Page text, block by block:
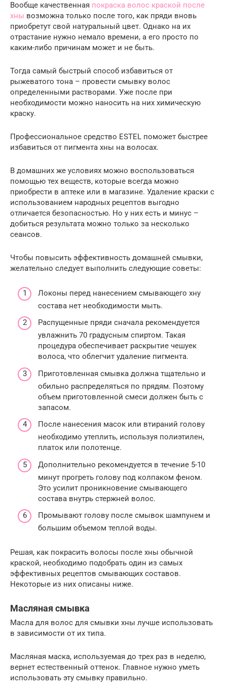
Вообще качественная покраска волос краской после
хны возможна только после того, как пряди вновь
приобретут свой натуральный цвет. Однако на их
отрастание нужно немало времени, а его просто по
каким-либо причинам может и не быть.
Тогда самый быстрый способ избавиться от
рыжеватого тона – провести смывку волос
определенными растворами. Уже после при
необходимости можно наносить на них химическую
краску.
Профессиональное средство ESTEL поможет быстрее
избавиться от пигмента хны на волосах.
В домашних же условиях можно воспользоваться
помощью тех веществ, которые всегда можно
приобрести в аптеке или в магазине. Удаление краски с
использованием народных рецептов выгодно
отличается безопасностью. Но у них есть и минус –
добиться результата можно только за несколько
сеансов.
Чтобы повысить эффективность домашней смывки,
желательно следует выполнить следующие советы:
Локоны перед нанесением смывающего хну
состава нет необходимости мыть.
Распущенные пряди сначала рекомендуется
увлажнить 70 градусным спиртом. Такая
процедура обеспечивает раскрытие чешуек
волоса, что облегчит удаление пигмента.
Приготовленная смывка должна тщательно и
обильно распределяться по прядям. Поэтому
объем приготовленной смеси должен быть с
запасом.
После нанесения масок или втираний голову
необходимо утеплить, используя полиэтилен,
платок или полотенце.
Дополнительно рекомендуется в течение 5-10
минут прогреть голову под колпаком феном.
Это усилит проникновение смывающего
состава внутрь стержней волос.
Промывают голову после смывок шампунем и
большим объемом теплой воды.
Решая, как покрасить волосы после хны обычной
краской, необходимо подобрать один из самых
эффективных рецептов смывающих составов.
Некоторые из них описаны ниже.
Масляная смывка
Масла для волос для смывки хны лучше использовать
в зависимости от их типа.
Масляная маска, используемая до трех раз в неделю,
вернет естественный оттенок. Главное нужно уметь
использовать эту смывку правильно.